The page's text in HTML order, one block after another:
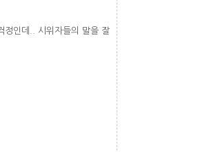
정인데.. 시위자들의 말을 잘